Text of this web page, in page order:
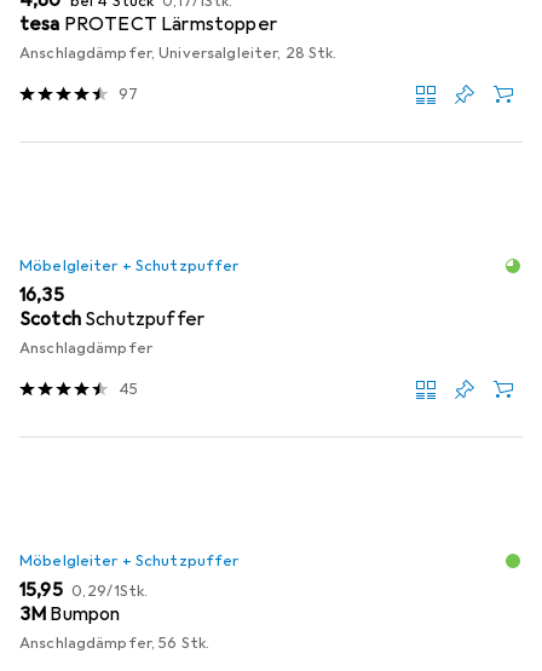
tesa PROTECT Lärmstopper
Anschlagdämpfer, Universalgleiter, 28 Stk.
97
Möbelgleiter + Schutzpuffer
EUR
16,35
Scotch Schutzpuffer
Anschlagdämpfer
45
Möbelgleiter + Schutzpuffer
EUR
15,95 EUR
0,29/1Stk.
3M Bumpon
Anschlagdämpfer, 56 Stk.